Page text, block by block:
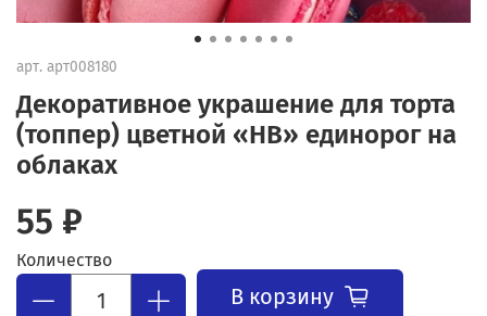
арт. арт008180
Декоративное украшение для торта
(топпер) цветной «HB» единорог на
облаках
55 ₽
Количество
В корзину